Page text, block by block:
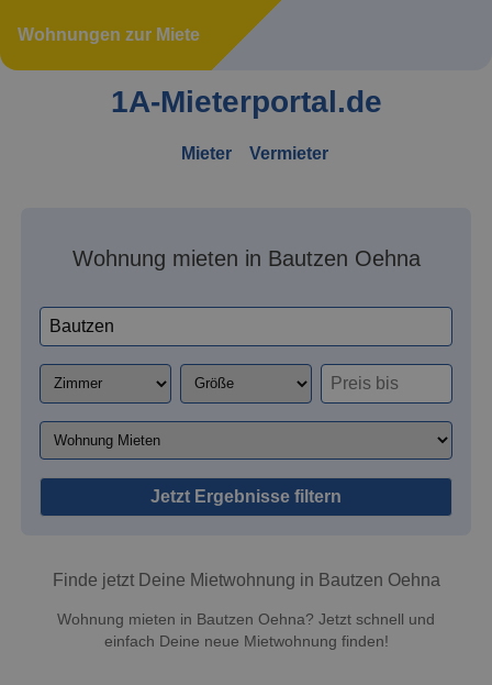
Wohnungen zur Miete
1A-Mieterportal.de
Mieter Vermieter
Wohnung mieten in Bautzen Oehna
Jetzt Ergebnisse filtern
Finde jetzt Deine Mietwohnung in Bautzen Oehna
Wohnung mieten in Bautzen Oehna? Jetzt schnell und
einfach Deine neue Mietwohnung finden!